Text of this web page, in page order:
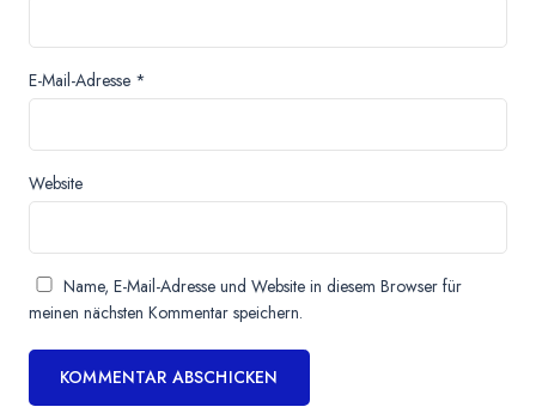
E-Mail-Adresse *
Website
Name, E-Mail-Adresse und Website in diesem Browser für
meinen nächsten Kommentar speichern.